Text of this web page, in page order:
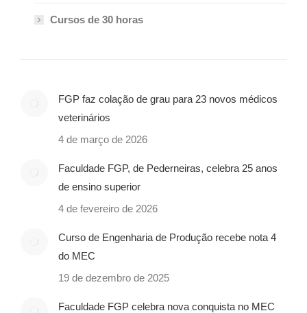
Cursos de 30 horas
FGP faz colação de grau para 23 novos médicos
veterinários
4 de março de 2026
Faculdade FGP, de Pederneiras, celebra 25 anos
de ensino superior
4 de fevereiro de 2026
Curso de Engenharia de Produção recebe nota 4
do MEC
19 de dezembro de 2025
Faculdade FGP celebra nova conquista no MEC